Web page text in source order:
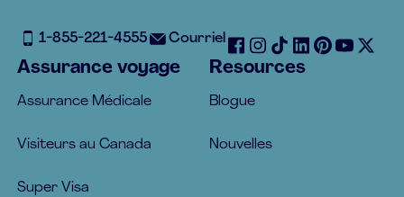
1-855-221-4555 Courriel
Assurance voyage
Assurance Médicale
Visiteurs au Canada
Super Visa
Resources
Blogue
Nouvelles